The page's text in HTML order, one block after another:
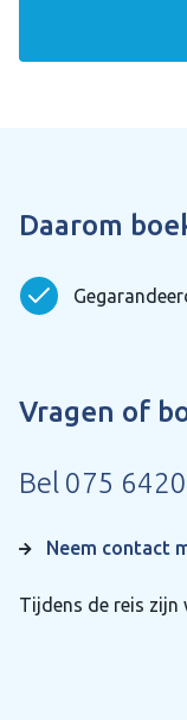
Daarom
Vragen of
Bel 075
Neem contact
Tijdens de reis zijn